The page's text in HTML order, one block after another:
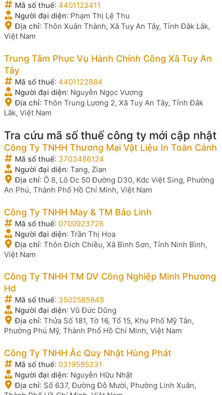
Mã số thuế: 4401122411
Người đại diện: Phạm Thị Lệ Thu
Địa chỉ: Thôn Xuân Thành, Xã Tuy An Tây, Tỉnh Đắk Lắk,
Việt Nam
Trung Tâm Phục Vụ Hành Chính Công Xã Tuy An
Tây
Mã số thuế: 4401122884
Người đại diện: Nguyễn Ngọc Vương
Địa chỉ: Thôn Trung Lương 2, Xã Tuy An Tây, Tỉnh Đắk
Lắk, Việt Nam
Tra cứu mã số thuế công ty mới cập nhật
Công Ty TNHH Thương Mại Vật Liệu In Toàn Cảnh
Mã số thuế: 3703486124
Người đại diện: Tang, Zian
Địa chỉ: Ô 8, Lô Dc 50 Đường D30, Kdc Việt Sing, Phường
An Phú, Thành Phố Hồ Chí Minh, Việt Nam
Công Ty TNHH May & TM Bảo Linh
Mã số thuế: 0700923726
Người đại diện: Trần Thị Hoa
Địa chỉ: Thôn Đích Chiều, Xã Bình Sơn, Tỉnh Ninh Bình,
Việt Nam
Công Ty TNHH TM DV Công Nghiệp Minh Phương
Hd
Mã số thuế: 3502585848
Người đại diện: Vũ Đức Dũng
Địa chỉ: Thửa Số 181, Tờ 16, Tổ 15, Khu Phố Mỹ Tân,
Phường Phú Mỹ, Thành Phố Hồ Chí Minh, Việt Nam
Công Ty TNHH Ắc Quy Nhật Hùng Phát
Mã số thuế: 0319595231
Người đại diện: Nguyễn Hữu Nhật
Địa chỉ: Số 637, Đường Đỗ Mười, Phường Linh Xuân,